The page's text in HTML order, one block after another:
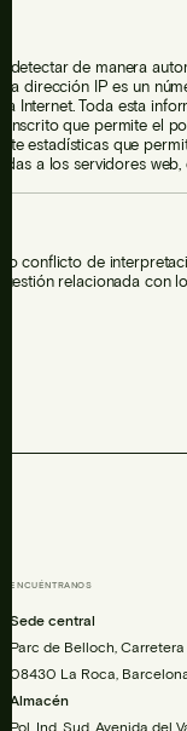
detectar de manera
dirección IP es un
a Internet. Toda esta
inscrito que permite el
estadísticas que
a los servidores
o conflicto de
relacionada con
ENCUÉNTRANOS
Sede central
Parc de Belloch, Carretera
08430 La Roca,
Almacén
Pol. Ind. Sud, Avenida del